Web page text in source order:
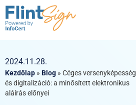
2024.11.28.
Kezdőlap » Blog » Céges versenyképesség
és digitalizáció: a minősített elektronikus
aláírás előnyei